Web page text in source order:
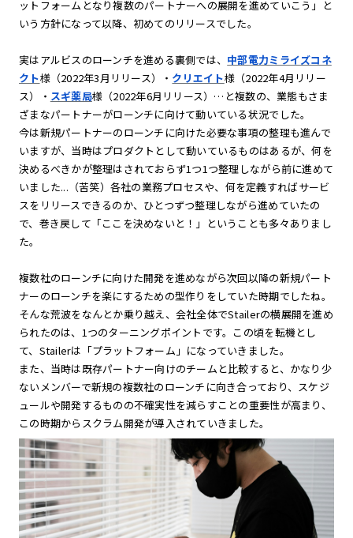
ットフォームとなり複数のパートナーへの展開を進めていこう」と
いう方針になって以降、初めてのリリースでした。
実はアルビスのローンチを進める裏側では、 中部電力ミライズコネ
クト様（2022年3月リリース）・ クリエイト様（2022年4月リリー
ス）・ スギ薬局様（2022年6月リリース）…と複数の、業態もさま
ざまなパートナーがローンチに向けて動いている状況でした。
今は新規パートナーのローンチに向けた必要な事項の整理も進んで
いますが、当時はプロダクトとして動いているものはあるが、何を
決めるべきかが整理はされておらず1つ1つ整理しながら前に進めて
いました...（苦笑）各社の業務プロセスや、何を定義すればサービ
スをリリースできるのか、ひとつずつ整理しながら進めていたの
で、巻き戻して「ここを決めないと！」ということも多々ありまし
た。
複数社のローンチに向けた開発を進めながら次回以降の新規パート
ナーのローンチを楽にするための型作りをしていた時期でしたね。
そんな荒波をなんとか乗り越え、会社全体でStailerの横展開を進め
られたのは、1つのターニングポイントです。この頃を転機とし
て、Stailerは「プラットフォーム」になっていきました。
また、当時は既存パートナー向けのチームと比較すると、かなり少
ないメンバーで新規の複数社のローンチに向き合っており、スケジ
ュールや開発するものの不確実性を減らすことの重要性が高まり、
この時期からスクラム開発が導入されていきました。